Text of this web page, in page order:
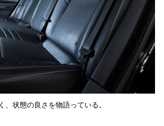
状態の良さを物語っている。